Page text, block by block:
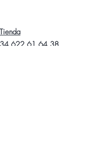
622 61 64 38